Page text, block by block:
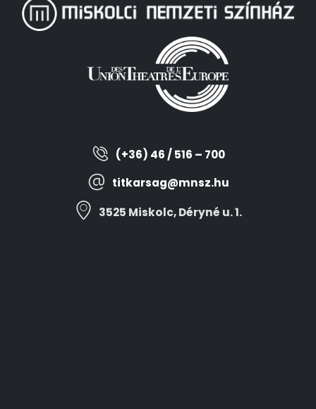
(+36) 46 / 516 – 700
titkarsag@mnsz.hu
3525 Miskolc, Déryné u. 1.